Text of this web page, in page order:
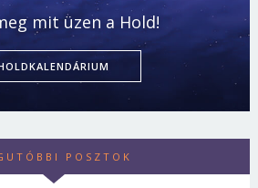
mit üzen a Hold!
POSZTOK